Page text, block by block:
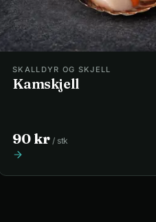
SKALLDYR OG SKJELL
Kamskjell
90 kr / stk